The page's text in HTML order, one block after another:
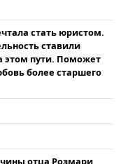
стать юристом.
ставили
этом пути. Поможет
более старшего
отца Розмари